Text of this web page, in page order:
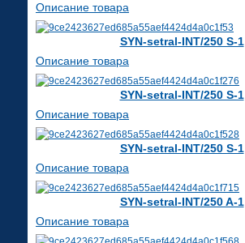
Описание товара
SYN-setral-INT/250 S-1
Описание товара
SYN-setral-INT/250 S-1
Описание товара
SYN-setral-INT/250 S-1
Описание товара
SYN-setral-INT/250 A-1
Описание товара